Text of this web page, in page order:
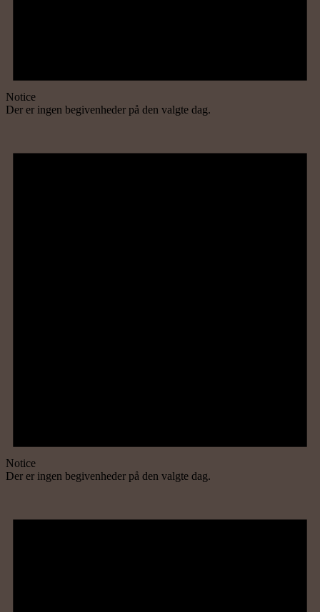
Notice
Der er ingen begivenheder på den valgte dag.
Notice
Der er ingen begivenheder på den valgte dag.